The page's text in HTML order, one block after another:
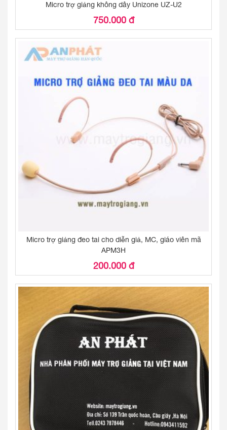
Micro trợ giảng không dây Unizone UZ-U2
750.000 đ
Micro trợ giảng đeo tai cho diễn giả, MC, giáo viên mã
APM3H
200.000 đ